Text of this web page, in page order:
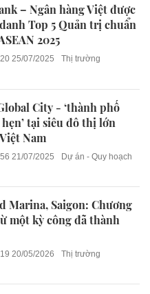
– Ngân hàng Việt được
Top 5 Quản trị chuẩn
2025
25/07/2025 Thị trường
City - ‘thành phố
tại siêu đô thị lớn
Nam
21/07/2025 Dự án - Quy hoạch
Marina, Saigon: Chương
một kỳ công đã thành
20/05/2026 Thị trường